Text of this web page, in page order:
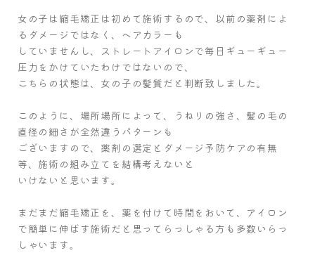
女の子は縮毛矯正は初めて施術するので、以前の薬剤によ
るダメージではなく、ヘアカラーも
していませんし、ストレートアイロンで毎日ギューギュー
圧力をかけていたわけではないので、
こちらの状態は、女の子の髪質だと判断致しました。
このように、場所場所によって、うねりの強さ、髪の毛の
直径の細さが全然違うパターンも
ございますので、薬剤の選定とダメージ予防ケアの有無
等、施術の組み立てを結構考えないと
いけないと思います。
まだまだ縮毛矯正を、薬を付けて時間をおいて、アイロン
で簡単に伸ばす施術だと思ってらっしゃる方も多数いらっ
しゃいます。